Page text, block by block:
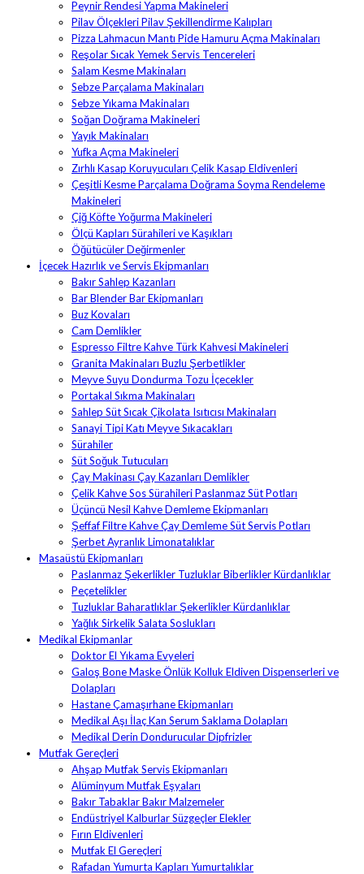
Peynir Rendesi Yapma Makineleri
Pilav Ölçekleri Pilav Şekillendirme Kalıpları
Pizza Lahmacun Mantı Pide Hamuru Açma Makinaları
Reşolar Sıcak Yemek Servis Tencereleri
Salam Kesme Makinaları
Sebze Parçalama Makinaları
Sebze Yıkama Makinaları
Soğan Doğrama Makineleri
Yayık Makinaları
Yufka Açma Makineleri
Zırhlı Kasap Koruyucuları Çelik Kasap Eldivenleri
Çeşitli Kesme Parçalama Doğrama Soyma Rendeleme
Makineleri
Çiğ Köfte Yoğurma Makineleri
Ölçü Kapları Sürahileri ve Kaşıkları
Öğütücüler Değirmenler
İçecek Hazırlık ve Servis Ekipmanları
Bakır Sahlep Kazanları
Bar Blender Bar Ekipmanları
Buz Kovaları
Cam Demlikler
Espresso Filtre Kahve Türk Kahvesi Makineleri
Granita Makinaları Buzlu Şerbetlikler
Meyve Suyu Dondurma Tozu İçecekler
Portakal Sıkma Makinaları
Sahlep Süt Sıcak Çikolata Isıtıcısı Makinaları
Sanayi Tipi Katı Meyve Sıkacakları
Sürahiler
Süt Soğuk Tutucuları
Çay Makinası Çay Kazanları Demlikler
Çelik Kahve Sos Sürahileri Paslanmaz Süt Potları
Üçüncü Nesil Kahve Demleme Ekipmanları
Şeffaf Filtre Kahve Çay Demleme Süt Servis Potları
Şerbet Ayranlık Limonatalıklar
Masaüstü Ekipmanları
Paslanmaz Şekerlikler Tuzluklar Biberlikler Kürdanlıklar
Peçetelikler
Tuzluklar Baharatlıklar Şekerlikler Kürdanlıklar
Yağlık Sirkelik Salata Soslukları
Medikal Ekipmanlar
Doktor El Yıkama Evyeleri
Galoş Bone Maske Önlük Kolluk Eldiven Dispenserleri ve
Dolapları
Hastane Çamaşırhane Ekipmanları
Medikal Aşı İlaç Kan Serum Saklama Dolapları
Medikal Derin Dondurucular Dipfrizler
Mutfak Gereçleri
Ahşap Mutfak Servis Ekipmanları
Alüminyum Mutfak Eşyaları
Bakır Tabaklar Bakır Malzemeler
Endüstriyel Kalburlar Süzgeçler Elekler
Fırın Eldivenleri
Mutfak El Gereçleri
Rafadan Yumurta Kapları Yumurtalıklar